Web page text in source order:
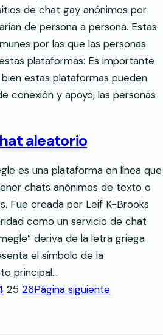
de chat gay anónimos por
de persona a persona. Estas
por las que las personas
plataformas: Es importante
estas plataformas pueden
conexión y apoyo, las personas
aleatorio
es una plataforma en línea que
chats anónimos de texto o
Fue creada por Leif K-Brooks
como un servicio de chat
deriva de la letra griega
el símbolo de la
principal…
25 26Página siguiente